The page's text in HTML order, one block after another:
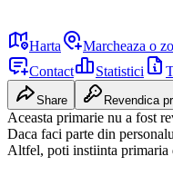
Harta Marcheaza o
Contact
Statistici
Share Revendica
Aceasta primarie nu a fost
Daca faci parte din
Altfel, poti instiinta primaria